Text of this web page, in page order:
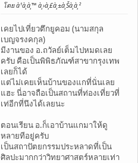
โดย à¹à¸­à¸™ à¸›à¸£à¸±à¸Šà¸à¸²
เคยไปเที่ยวตึกยูคอม (นามสกุล
เบญจรงคกุล)
มีงานของ อ.ถวัลย์เต็มไปหมดเลย
ครับ คือเป็นพิพิธภัณฑ์สาขากรุงเทพ
เลยก็ได้
แต่ไม่เคยเห็นบ้านของแกที่นั่นเลย
แฮะ นี่อาจถือเป็นสถานที่ท่องเที่ยวที่
เท่อีกที่นึงได้เลยนะ
ตอนเรียน อ.ก็เอาบ้านแกมาให้ดู
หลายทีอยู่ครับ
เป็นสถาปัตยกรรมประหลาดที่เป็น
ศิลปะมากกว่าวิทยาศาสตร์หลายเท่า